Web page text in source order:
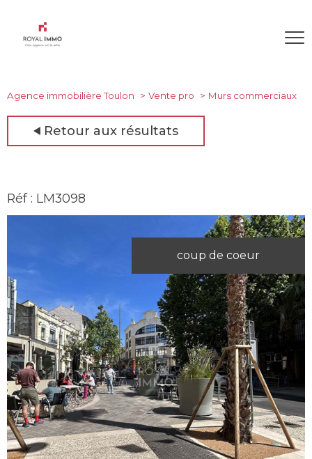
Agence immobilière Toulon Vente pro Murs commerciaux
Retour aux résultats
Réf : LM3098
coup de coeur